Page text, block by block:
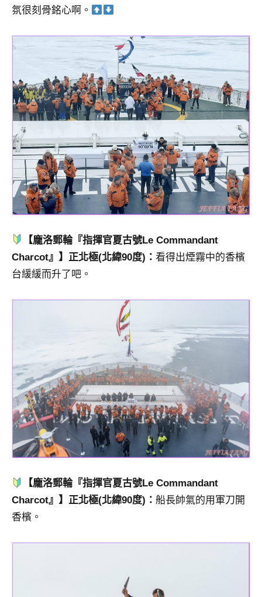
氛很刻骨銘心啊。
【龐洛郵輪『指揮官夏古號Le Commandant
Charcot』】正北極(北緯90度)： 看得出煙霧中的香檳
台緩緩而升了吧。
【龐洛郵輪『指揮官夏古號Le Commandant
Charcot』】正北極(北緯90度)： 船長帥氣的用軍刀開
香檳。